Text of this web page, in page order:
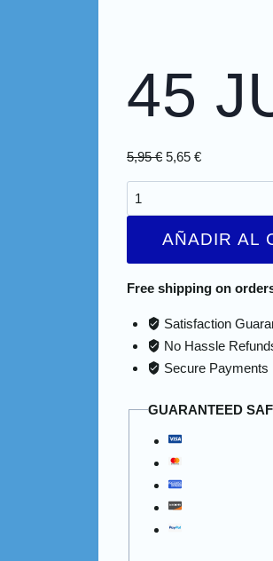
45
5,95€ 5,65 €
AÑADIR AL
Free shipping on
Satisfaction
No Hassle
Secure Payments
GUARANTEED